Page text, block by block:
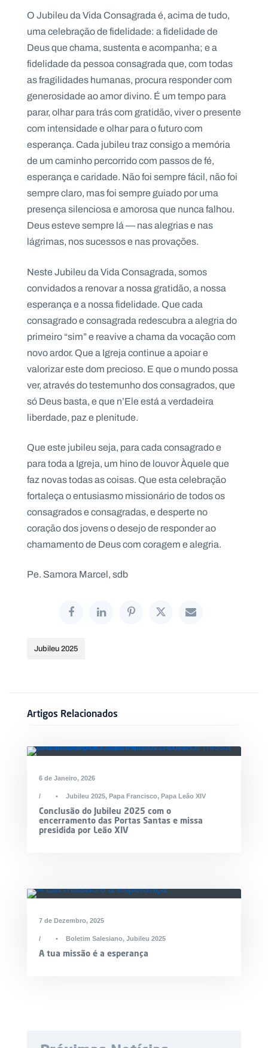
O Jubileu da Vida Consagrada é, acima de tudo,
uma celebração de fidelidade: a fidelidade de
Deus que chama, sustenta e acompanha; e a
fidelidade da pessoa consagrada que, com todas
as fragilidades humanas, procura responder com
generosidade ao amor divino. É um tempo para
parar, olhar para trás com gratidão, viver o presente
com intensidade e olhar para o futuro com
esperança. Cada jubileu traz consigo a memória
de um caminho percorrido com passos de fé,
esperança e caridade. Não foi sempre fácil, não foi
sempre claro, mas foi sempre guiado por uma
presença silenciosa e amorosa que nunca falhou.
Deus esteve sempre lá — nas alegrias e nas
lágrimas, nos sucessos e nas provações.
Neste Jubileu da Vida Consagrada, somos
convidados a renovar a nossa gratidão, a nossa
esperança e a nossa fidelidade. Que cada
consagrado e consagrada redescubra a alegria do
primeiro “sim” e reavive a chama da vocação com
novo ardor. Que a Igreja continue a apoiar e
valorizar este dom precioso. E que o mundo possa
ver, através do testemunho dos consagrados, que
só Deus basta, e que n’Ele está a verdadeira
liberdade, paz e plenitude.
Que este jubileu seja, para cada consagrado e
para toda a Igreja, um hino de louvor Àquele que
faz novas todas as coisas. Que esta celebração
fortaleça o entusiasmo missionário de todos os
consagrados e consagradas, e desperte no
coração dos jovens o desejo de responder ao
chamamento de Deus com coragem e alegria.
Pe. Samora Marcel, sdb
Jubileu 2025
Artigos Relacionados
6 de Janeiro, 2026
• Jubileu 2025, Papa Francisco, Papa Leão XIV
Conclusão do Jubileu 2025 com o
encerramento das Portas Santas e missa
presidida por Leão XIV
7 de Dezembro, 2025
• Boletim Salesiano, Jubileu 2025
A tua missão é a esperança
A
g
e
d
C
o
n
a
c
t
o
s
N
e
w
l
tt
e
r